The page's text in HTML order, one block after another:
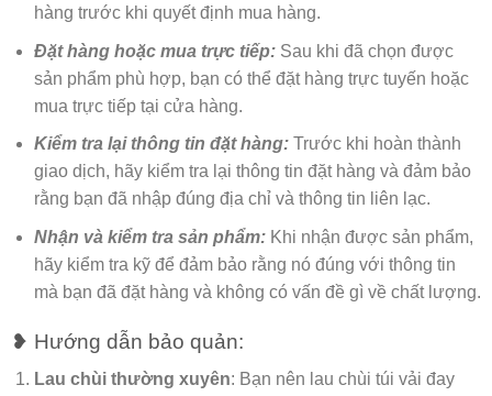
hàng trước khi quyết định mua hàng.
Đặt hàng hoặc mua trực tiếp:Sau khi đã chọn được
sản phẩm phù hợp, bạn có thể đặt hàng trực tuyến hoặc
mua trực tiếp tại cửa hàng.
Kiểm tra lại thông tin đặt hàng:Trước khi hoàn thành
giao dịch, hãy kiểm tra lại thông tin đặt hàng và đảm bảo
rằng bạn đã nhập đúng địa chỉ và thông tin liên lạc.
Nhận và kiểm tra sản phẩm: Khi nhận được sản phẩm,
hãy kiểm tra kỹ để đảm bảo rằng nó đúng với thông tin
mà bạn đã đặt hàng và không có vấn đề gì về chất lượng.
❥ Hướng dẫn bảo quản:
Lau chùi thường xuyên: Bạn nên lau chùi túi vải đay